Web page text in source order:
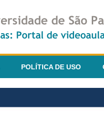
POLÍTICA DE USO